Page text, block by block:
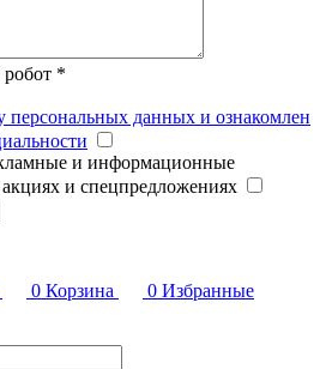
*
персональных данных и ознакомлен
и информационные
и спецпредложениях
0 Корзина 0 Избранные